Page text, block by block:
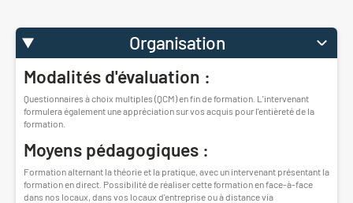
Organisation
Modalités d'évaluation :
Questionnaires à choix multiples (QCM) en fin de formation. L'intervenant
formulera également une appréciation sur vos acquis pour l'entièreté de la
formation.
Moyens pédagogiques :
Formation alternant la théorie et la pratique, avec un intervenant présentant la
formation en direct. Possibilité de réaliser cette formation en face-à-face
dans nos locaux, dans vos locaux d'entreprise ou à distance via